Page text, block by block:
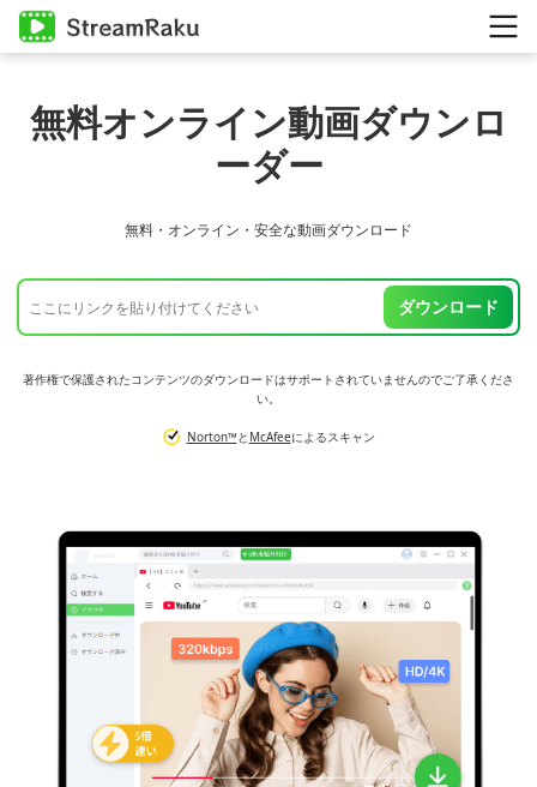
無料オンライン動画ダウンロ
ーダー
無料・オンライン・安全な動画ダウンロード
ダウンロード
著作権で保護されたコンテンツのダウンロードはサポートされていませんのでご了承くださ
い。
Norton™と McAfeeによるスキャン